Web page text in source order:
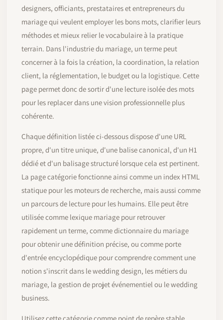
designers, officiants, prestataires et entrepreneurs du
mariage qui veulent employer les bons mots, clarifier leurs
méthodes et mieux relier le vocabulaire à la pratique
terrain. Dans l'industrie du mariage, un terme peut
concerner à la fois la création, la coordination, la relation
client, la réglementation, le budget ou la logistique. Cette
page permet donc de sortir d'une lecture isolée des mots
pour les replacer dans une vision professionnelle plus
cohérente.
Chaque définition listée ci-dessous dispose d'une URL
propre, d'un titre unique, d'une balise canonical, d'un H1
dédié et d'un balisage structuré lorsque cela est pertinent.
La page catégorie fonctionne ainsi comme un index HTML
statique pour les moteurs de recherche, mais aussi comme
un parcours de lecture pour les humains. Elle peut être
utilisée comme lexique mariage pour retrouver
rapidement un terme, comme dictionnaire du mariage
pour obtenir une définition précise, ou comme porte
d'entrée encyclopédique pour comprendre comment une
notion s'inscrit dans le wedding design, les métiers du
mariage, la gestion de projet événementiel ou le wedding
business.
Utilisez cette catégorie comme point de repère stable